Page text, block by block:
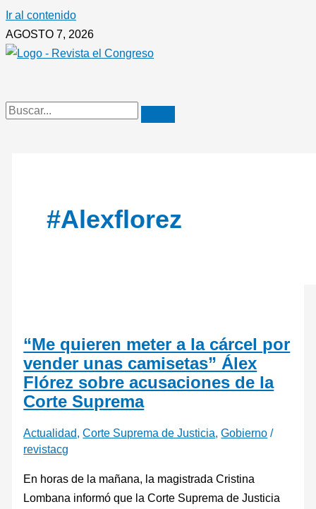
Ir al contenido
AGOSTO 7, 2026
#Alexflorez
“Me quieren meter a la cárcel por
vender unas camisetas” Álex
Flórez sobre acusaciones de la
Corte Suprema
Actualidad,Corte Suprema de Justicia,Gobierno /
revistacg
En horas de la mañana, la magistrada Cristina
Lombana informó que la Corte Suprema de Justicia